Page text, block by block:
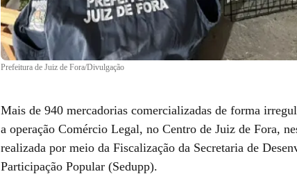
Prefeitura de Juiz de Fora/Divulgação
Mais de 940 mercadorias comercializadas de forma
a operação Comércio Legal, no Centro de Juiz de Fora,
realizada por meio da Fiscalização da Secretaria de
Participação Popular (Sedupp).